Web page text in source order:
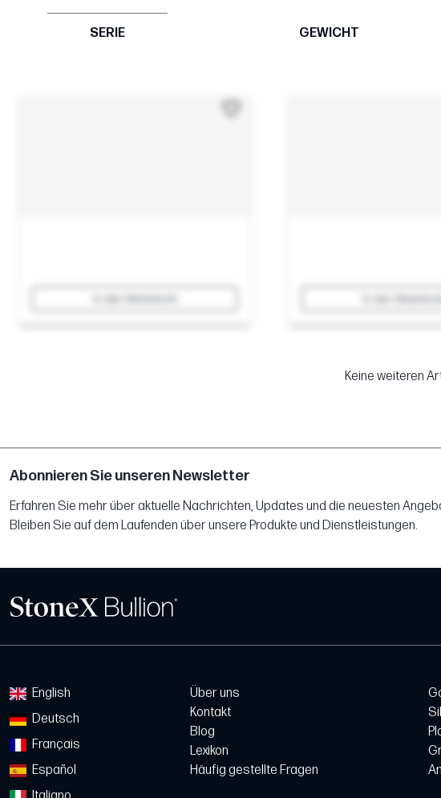
SERIE GEWICHT
Keine weiteren
Abonnieren Sie unseren Newsletter
Erfahren Sie mehr über aktuelle Nachrichten, Updates und die neuesten
Bleiben Sie auf dem Laufenden über unsere Produkte und Dienstleistungen.
English
Deutsch
Français
Español
Über uns
Kontakt
Blog
Lexikon
Häufig gestellte Fragen